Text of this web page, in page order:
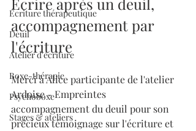
Écriture thérapeutique
Deuil
Atelier d'écriture
Boxe-thérapie
Psychoboxe
Stages & ateliers
accompagnement par
l'écriture
Merci à Alice participante de l'atelier
Ardoise - Empreintes
accompagnement du deuil pour son
précieux témoignage sur l'écriture et